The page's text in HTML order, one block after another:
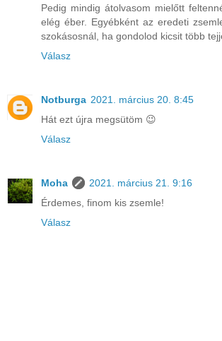
Pedig mindig átolvasom mielőtt
elég éber. Egyébként az eredeti
szokásosnál, ha gondolod kicsit több
Válasz
Notburga 2021. március 20. 8:45
Hát ezt újra megsütöm 😉
Válasz
Moha
2021. március 21. 9:16
Érdemes, finom kis zsemle!
Válasz